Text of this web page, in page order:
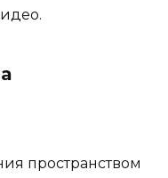
пространством